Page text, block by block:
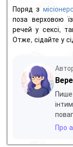
Поряд з
поза верховою
речей у сексі,
Отже, сідайте у
Про